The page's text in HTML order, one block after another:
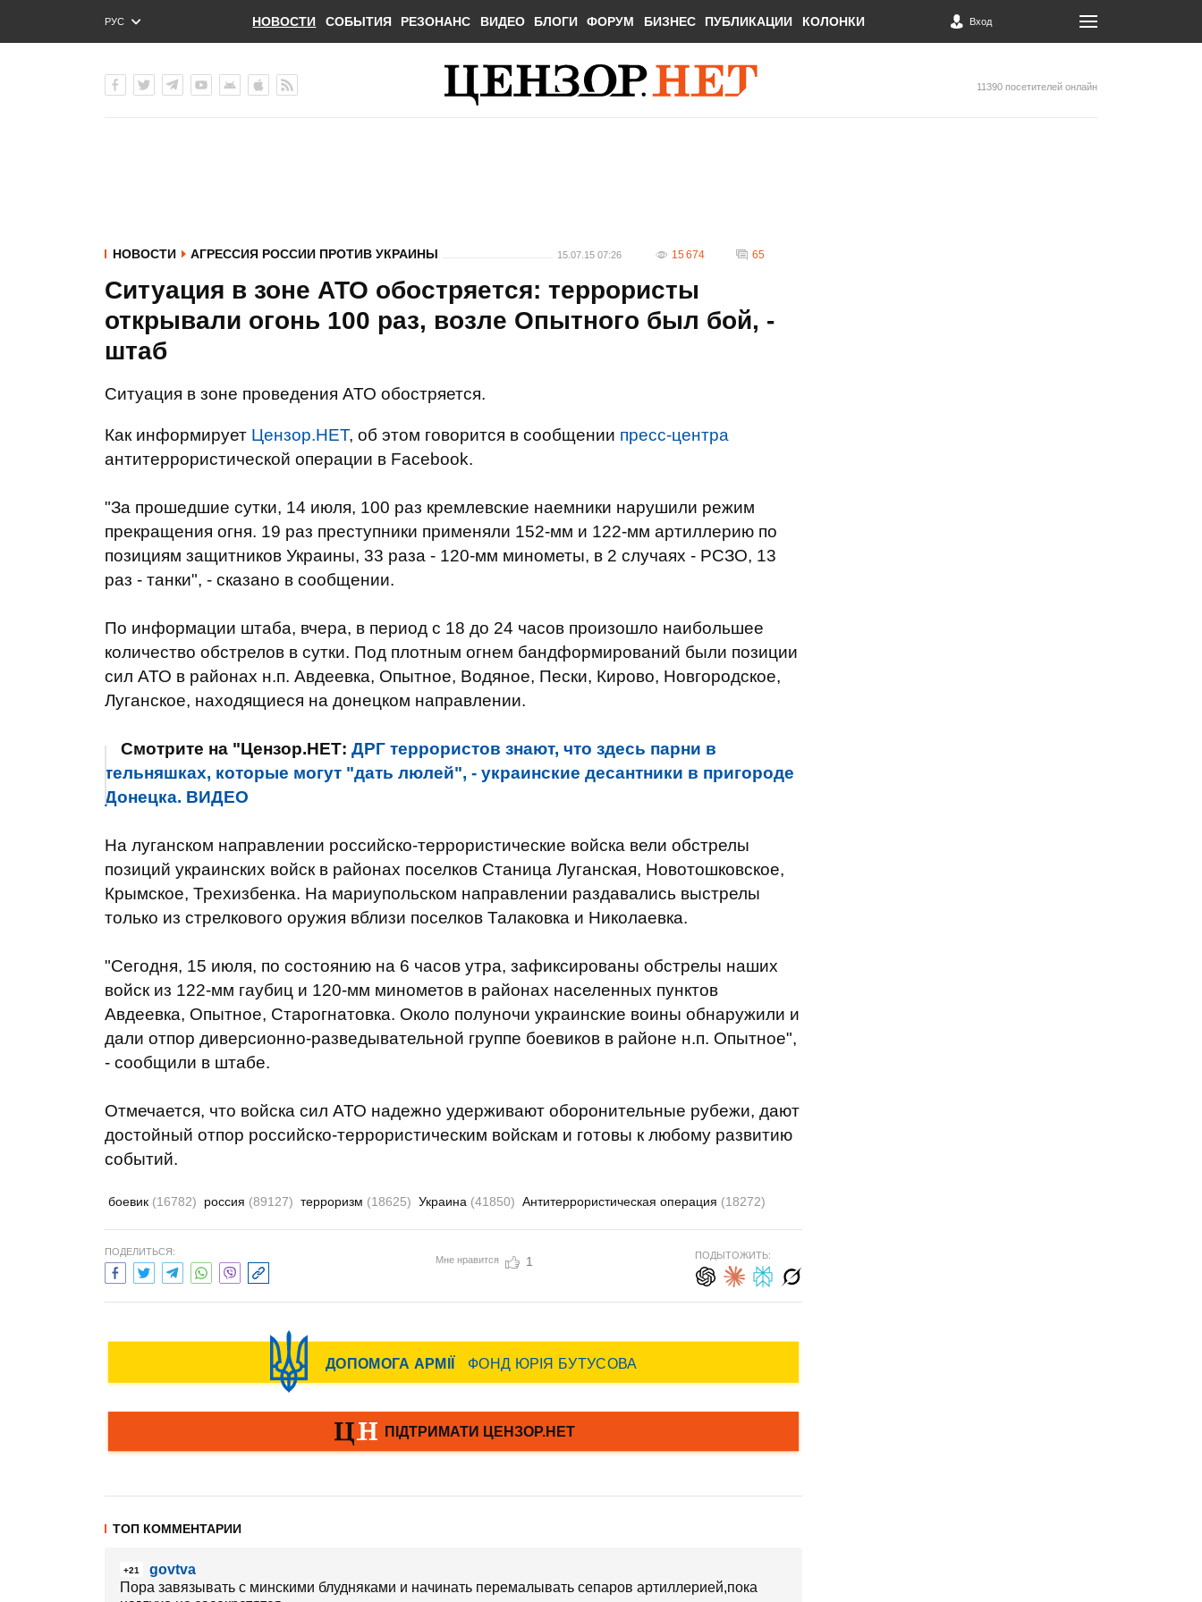
РУС
ENG
НОВОСТИ СОБЫТИЯ РЕЗОНАНС ВИДЕО БЛОГИ ФОРУМ БИЗНЕС ПУБЛИКАЦИИ КОЛОНКИ Вход
11390 посетителей онлайн
НОВОСТИ АГРЕССИЯ РОССИИ ПРОТИВ УКРАИНЫ 15.07.15 07:26 15 674 65
Ситуация в зоне АТО обостряется: террористы
открывали огонь 100 раз, возле Опытного был бой, -
штаб
Ситуация в зоне проведения АТО обостряется.
Как информирует Цензор.НЕТ, об этом говорится в сообщении пресс-центра
антитеррористической операции в Facebook.
"За прошедшие сутки, 14 июля, 100 раз кремлевские наемники нарушили режим
прекращения огня. 19 раз преступники применяли 152-мм и 122-мм артиллерию по
позициям защитников Украины, 33 раза - 120-мм минометы, в 2 случаях - РСЗО, 13
раз - танки", - сказано в сообщении.
По информации штаба, вчера, в период с 18 до 24 часов произошло наибольшее
количество обстрелов в сутки. Под плотным огнем бандформирований были позиции
сил АТО в районах н.п. Авдеевка, Опытное, Водяное, Пески, Кирово, Новгородское,
Луганское, находящиеся на донецком направлении.
Смотрите на "Цензор.НЕТ: ДРГ террористов знают, что здесь парни в
тельняшках, которые могут "дать люлей", - украинские десантники в пригороде
Донецка. ВИДЕО
На луганском направлении российско-террористические войска вели обстрелы
позиций украинских войск в районах поселков Станица Луганская, Новотошковское,
Крымское, Трехизбенка. На мариупольском направлении раздавались выстрелы
только из стрелкового оружия вблизи поселков Талаковка и Николаевка.
"Сегодня, 15 июля, по состоянию на 6 часов утра, зафиксированы обстрелы наших
войск из 122-мм гаубиц и 120-мм минометов в районах населенных пунктов
Авдеевка, Опытное, Старогнатовка. Около полуночи украинские воины обнаружили и
дали отпор диверсионно-разведывательной группе боевиков в районе н.п. Опытное",
- сообщили в штабе.
Отмечается, что войска сил АТО надежно удерживают оборонительные рубежи, дают
достойный отпор российско-террористическим войскам и готовы к любому развитию
событий.
боевик (16782) россия (89127) терроризм (18625) Украина (41850) Антитеррористическая операция (18272)
ПОДЕЛИТЬСЯ:
Мне нравится 1 ПОДЫТОЖИТЬ:
ТОП КОММЕНТАРИИ
+21
govtva
Пора завязывать с минскими блудняками и начинать перемалывать сепаров артиллерией,пока